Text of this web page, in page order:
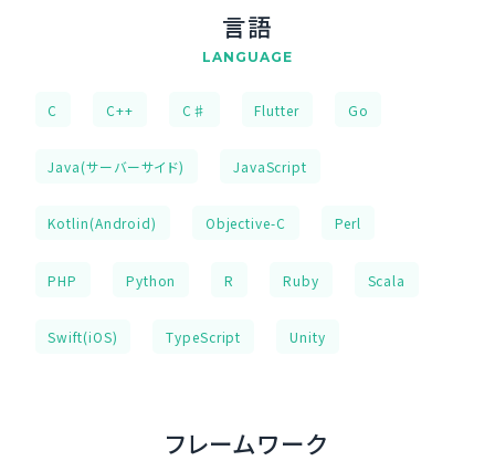
言語
LANGUAGE
C C++ C♯ Flutter Go
Java(サーバーサイド) JavaScript
Kotlin(Android) Objective-C Perl
PHP Python R Ruby Scala
Swift(iOS) TypeScript Unity
フレームワーク